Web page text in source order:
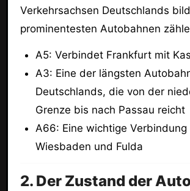
Verkehrsachsen Deutschlands
prominentesten Autobahnen
A5: Verbindet Frankfurt mit
A3: Eine der längsten
Deutschlands, die von der
Grenze bis nach Passau reicht
A66: Eine wichtige Verbindung
Wiesbaden und Fulda
2. Der Zustand der